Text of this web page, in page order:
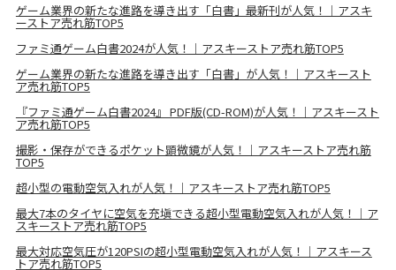
ゲーム業界の新たな進路を導き出す「白書」最新刊が人気！｜アスキ
ーストア売れ筋TOP5
ファミ通ゲーム白書2024が人気！｜アスキーストア売れ筋TOP5
ゲーム業界の新たな進路を導き出す「白書」が人気！｜アスキースト
ア売れ筋TOP5
『ファミ通ゲーム白書2024』 PDF版(CD-ROM)が人気！｜アスキースト
ア売れ筋TOP5
撮影・保存ができるポケット顕微鏡が人気！｜アスキーストア売れ筋
TOP5
超小型の電動空気入れが人気！｜アスキーストア売れ筋TOP5
最大7本のタイヤに空気を充塡できる超小型電動空気入れが人気！｜ア
スキーストア売れ筋TOP5
最大対応空気圧が120PSIの超小型電動空気入れが人気！｜アスキース
トア売れ筋TOP5